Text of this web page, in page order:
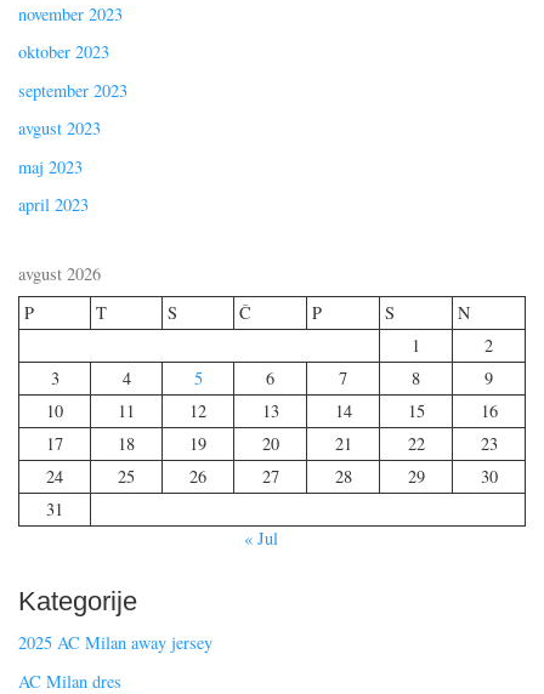
november 2023
oktober 2023
september 2023
avgust 2023
maj 2023
april 2023
avgust 2026
P
T S Č P S
N
1
2
3
4 5 6 7 8
9
10
11 12 13 14 15
16
17
18 19 20 21 22
23
24
25 26 27 28 29
30
31
« Jul
Kategorije
2025 AC Milan away jersey
AC Milan dres